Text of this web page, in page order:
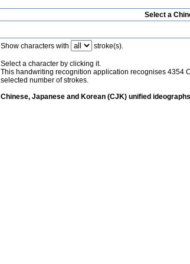
Select a
Show characters with stroke(s).
Select a character by clicking it.
This handwriting recognition application recognises 4354
selected number of strokes.
Chinese, Japanese and Korean (CJK) unified ideographs